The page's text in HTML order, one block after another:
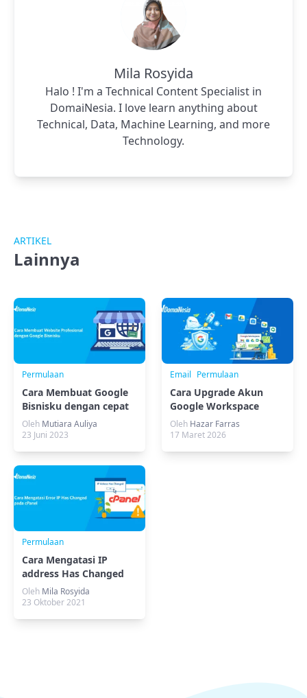
Mila Rosyida
Halo ! I'm a Technical Content Specialist in
DomaiNesia. I love learn anything about
Technical, Data, Machine Learning, and more
Technology.
ARTIKEL
Lainnya
Permulaan
Cara Membuat Google
Bisnisku dengan cepat
dan mudah
Oleh Mutiara Auliya
23 Juni 2023
Email Permulaan
Cara Upgrade Akun
Google Workspace
DomaiNesia
Oleh Hazar Farras
17 Maret 2026
Permulaan
Cara Mengatasi IP
address Has Changed
Pada cPanel
Oleh Mila Rosyida
23 Oktober 2021